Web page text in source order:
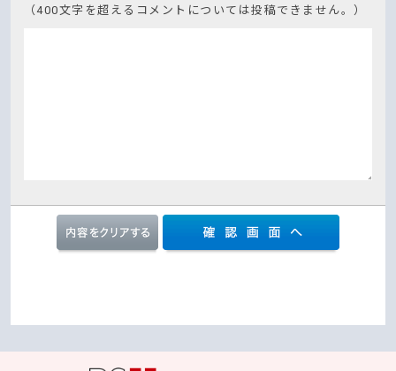
（400文字を超えるコメントについては投稿できません。）